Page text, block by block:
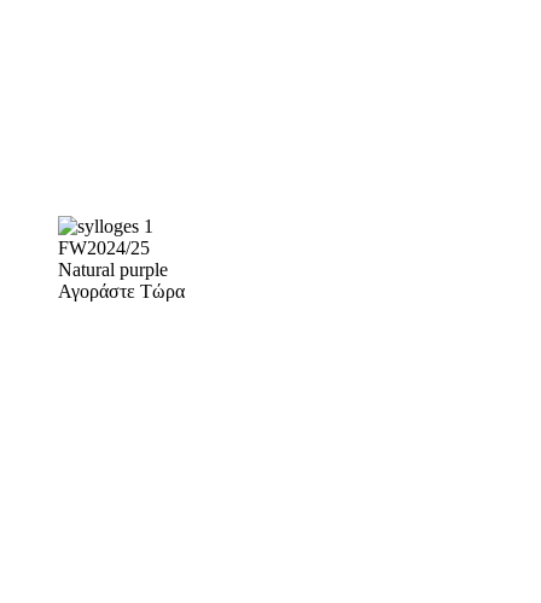
FW2024/25
Natural purple
Αγοράστε Τώρα